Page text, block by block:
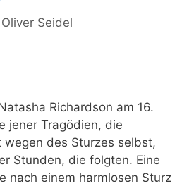
Oliver Seidel
Richardson am 16.
jener Tragödien, die
wegen des Sturzes selbst,
Stunden, die folgten. Eine
nach einem harmlosen Sturz